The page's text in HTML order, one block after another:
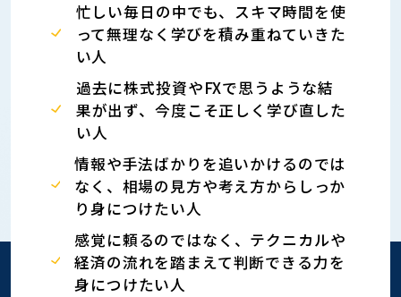
忙しい毎日の中でも、スキマ時間を使
って無理なく学びを積み重ねていきた
い人
過去に株式投資やFXで思うような結
果が出ず、今度こそ正しく学び直した
い人
情報や手法ばかりを追いかけるのでは
なく、相場の見方や考え方からしっか
り身につけたい人
感覚に頼るのではなく、テクニカルや
経済の流れを踏まえて判断できる力を
身につけたい人